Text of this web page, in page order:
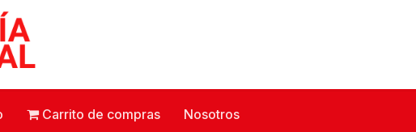
Carrito de compras Nosotros